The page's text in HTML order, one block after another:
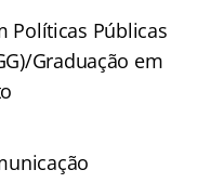
Políticas Públicas
Graduação em